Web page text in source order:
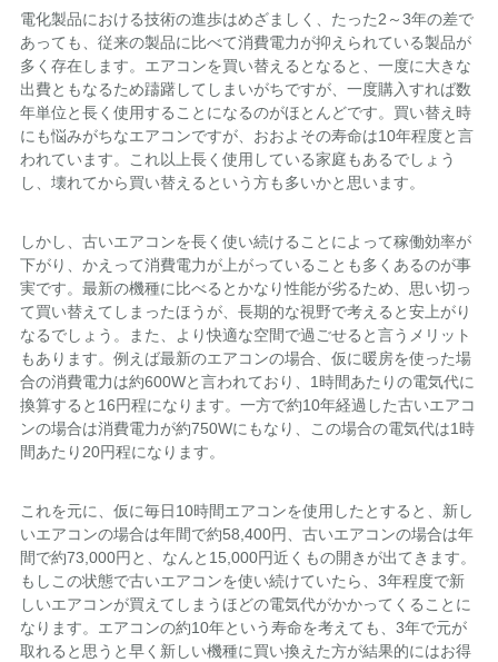
電化製品における技術の進歩はめざましく、たった2～3年の差で
あっても、従来の製品に比べて消費電力が抑えられている製品が
多く存在します。エアコンを買い替えるとなると、一度に大きな
出費ともなるため躊躇してしまいがちですが、一度購入すれば数
年単位と長く使用することになるのがほとんどです。買い替え時
にも悩みがちなエアコンですが、おおよその寿命は10年程度と言
われています。これ以上長く使用している家庭もあるでしょう
し、壊れてから買い替えるという方も多いかと思います。
しかし、古いエアコンを長く使い続けることによって稼働効率が
下がり、かえって消費電力が上がっていることも多くあるのが事
実です。最新の機種に比べるとかなり性能が劣るため、思い切っ
て買い替えてしまったほうが、長期的な視野で考えると安上がり
なるでしょう。また、より快適な空間で過ごせると言うメリット
もあります。例えば最新のエアコンの場合、仮に暖房を使った場
合の消費電力は約600Wと言われており、1時間あたりの電気代に
換算すると16円程になります。一方で約10年経過した古いエアコ
ンの場合は消費電力が約750Wにもなり、この場合の電気代は1時
間あたり20円程になります。
これを元に、仮に毎日10時間エアコンを使用したとすると、新し
いエアコンの場合は年間で約58,400円、古いエアコンの場合は年
間で約73,000円と、なんと15,000円近くもの開きが出てきます。
もしこの状態で古いエアコンを使い続けていたら、3年程度で新
しいエアコンが買えてしまうほどの電気代がかかってくることに
なります。エアコンの約10年という寿命を考えても、3年で元が
取れると思うと早く新しい機種に買い換えた方が結果的にはお得